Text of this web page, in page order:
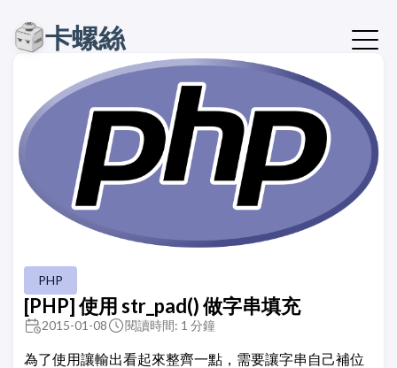
卡螺絲
PHP
[PHP] 使用 str_pad() 做字串填充
2015-01-08 閱讀時間: 1 分鐘
為了使用讓輸出看起來整齊一點，需要讓字串自己補位